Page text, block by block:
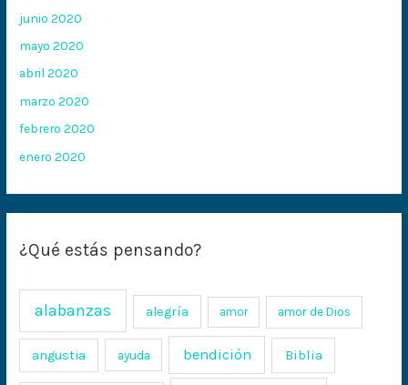
junio 2020
mayo 2020
abril 2020
marzo 2020
febrero 2020
enero 2020
¿Qué estás pensando?
alabanzas alegría amor amor de Dios
angustia ayuda bendición Biblia